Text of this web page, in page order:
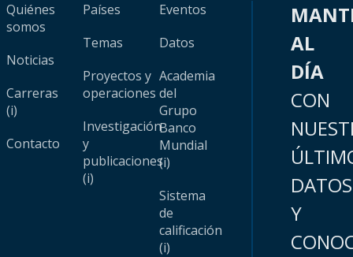
Quiénes
somos
Noticias
Carreras
(i)
Contacto
Países
Temas
Proyectos y
operaciones
Investigación
y
publicaciones
(i)
Eventos
Datos
Academia
del
Grupo
Banco
Mundial
(i)
Sistema
de
calificación
(i)
AL
DÍA
CON
DATOS
Y